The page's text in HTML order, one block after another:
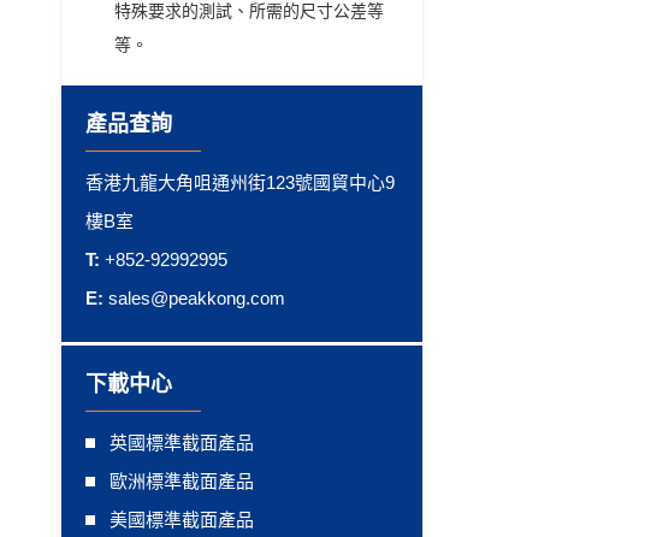
特殊要求的測試、所需的尺寸公差等
等。
產品查詢
香港九龍大角咀通州街123號國貿中心9
樓B室
T: +852-92992995
E: sales@peakkong.com
下載中心
英國標準截面產品
歐洲標準截面產品
美國標準截面產品